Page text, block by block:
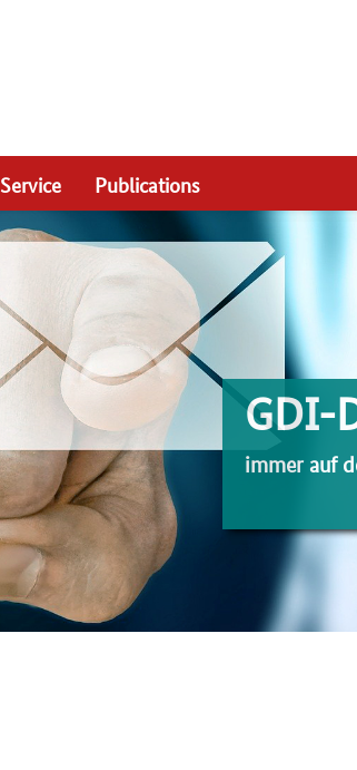
Service Publications
GDI-
immer auf